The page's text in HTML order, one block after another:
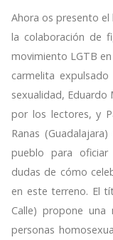
Ahora os presento el
la colaboración de
movimiento LGTB
carmelita
sexualidad,
por los lectores, y
Ranas
pueblo para oficiar
dudas de cómo
en este terreno. El
Calle) propone una
personas